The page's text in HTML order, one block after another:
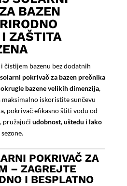
BAZEN
ZAŠTITA
čistijem bazenu bez dodatnih
pokrivač za bazen prečnika
okrugle bazene velikih dimenzija,
iskoristite sunčevu
pokrivač efikasno štiti vodu od
pružajući udobnost, uštedu i lako
POKRIVAČ ZA
– ZAGREJTE
I BESPLATNO